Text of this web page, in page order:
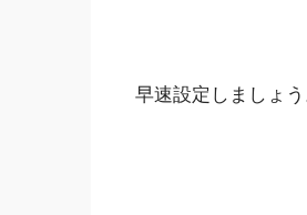
早速設定しましょう